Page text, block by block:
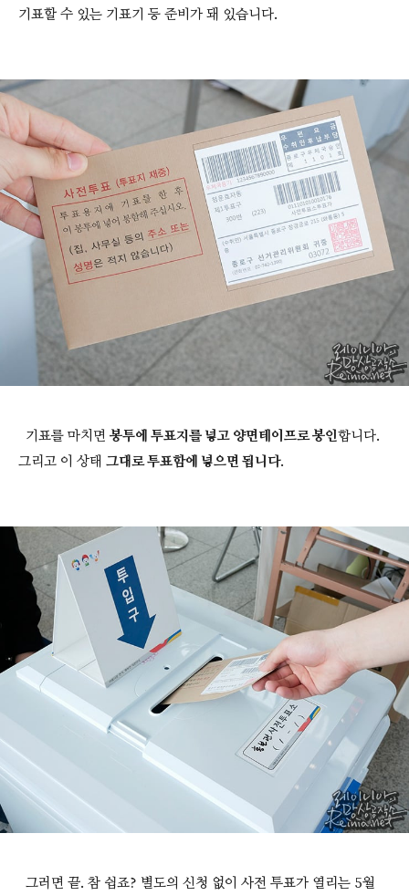
기표할 수 있는 기표기 등 준비가 돼 있습니다.
기표를 마치면 봉투에 투표지를 넣고 양면테이프로 봉인합니다.
그리고 이 상태 그대로 투표함에 넣으면 됩니다.
그러면 끝. 참 쉽죠? 별도의 신청 없이 사전 투표가 열리는 5월